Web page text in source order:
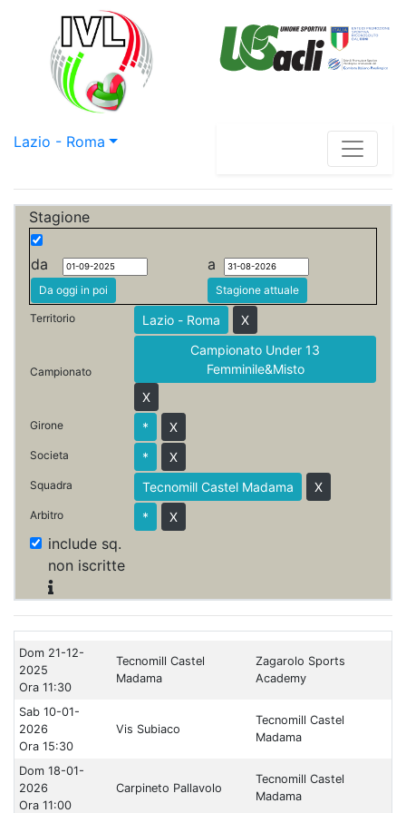
Lazio - Roma
Stagione
da a
Da oggi in poi Stagione attuale
Territorio Lazio - Roma X
Campionato
Campionato Under 13
Femminile&Misto
X
Girone * X
Societa * X
Squadra Tecnomill Castel Madama X
Arbitro * X
include sq.
non iscritte
Dom 21-12-
2025
Ora 11:30
Tecnomill Castel
Madama
Zagarolo Sports
Academy
Sab 10-01-
2026
Ora 15:30
Vis Subiaco
Tecnomill Castel
Madama
Dom 18-01-
2026
Ora 11:00
Carpineto Pallavolo
Tecnomill Castel
Madama